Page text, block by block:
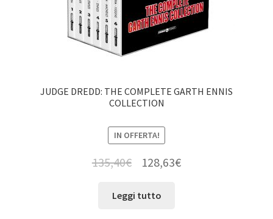
JUDGE DREDD: THE COMPLETE GARTH ENNIS
COLLECTION
IN OFFERTA!
135,40€ 128,63€
Leggi tutto